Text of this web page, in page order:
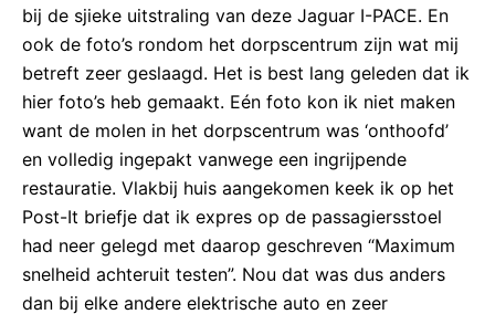
bij de sjieke uitstraling van deze Jaguar I-PACE. En
ook de foto’s rondom het dorpscentrum zijn wat mij
betreft zeer geslaagd. Het is best lang geleden dat ik
hier foto’s heb gemaakt. Eén foto kon ik niet maken
want de molen in het dorpscentrum was ‘onthoofd’
en volledig ingepakt vanwege een ingrijpende
restauratie. Vlakbij huis aangekomen keek ik op het
Post-It briefje dat ik expres op de passagiersstoel
had neer gelegd met daarop geschreven “Maximum
snelheid achteruit testen”. Nou dat was dus anders
dan bij elke andere elektrische auto en zeer